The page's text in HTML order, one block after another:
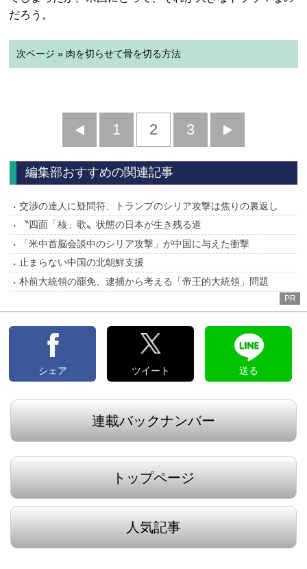
だろう。
次ページ » 肉を切らせて骨を切る方法
前
へ
1 2 3
へ
編集部おすすめの関連記事
交渉の達人に疑問符、トランプのシリア攻撃は焦りの裏返し
〝四面「核」歌〟状態の日本が生き残る道
「米中首脳会談中のシリア攻撃」が中国に与えた衝撃
止まらない中国の北朝鮮支援
朴前大統領の罷免、逮捕から考える「帝王的大統領」問題
PR
シェア ツイート 送る
連載バックナンバー
トップページ
人気記事